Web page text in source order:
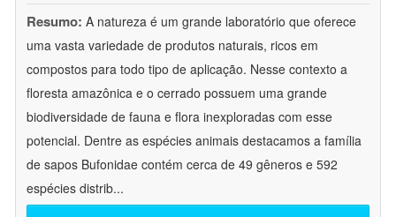
Resumo: A natureza é um grande laboratório que oferece
uma vasta variedade de produtos naturais, ricos em
compostos para todo tipo de aplicação. Nesse contexto a
floresta amazônica e o cerrado possuem uma grande
biodiversidade de fauna e flora inexploradas com esse
potencial. Dentre as espécies animais destacamos a família
de sapos Bufonidae contém cerca de 49 gêneros e 592
espécies distrib...